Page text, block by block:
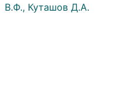
В.Ф., Куташов Д.А.